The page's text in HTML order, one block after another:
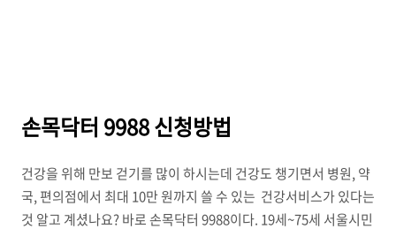
손목닥터 9988 신청방법
건강을 위해 만보 걷기를 많이 하시는데 건강도 챙기면서 병원, 약
국, 편의점에서 최대 10만 원까지 쓸 수 있는 건강서비스가 있다는
것 알고 계셨나요? 바로 손목닥터 9988이다. 19세~75세 서울시민